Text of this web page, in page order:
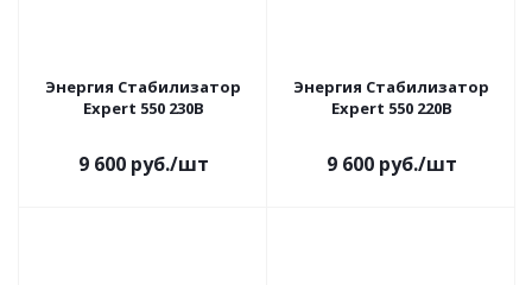
Энергия Cтабилизатор
Expert 550 230В
9 600руб./шт
Энергия Cтабилизатор
Expert 550 220В
9 600руб./шт